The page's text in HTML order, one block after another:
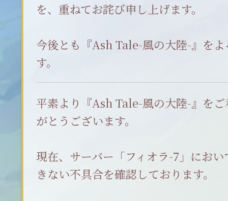
を、重ねてお詫び申し上げます。
今後とも『Ash Tale-風の大陸-』を
す。
平素より『Ash Tale-風の大陸-』を
がとうございます。
現在、サーバー「フィオラ-7」にお
きない不具合を確認しております。